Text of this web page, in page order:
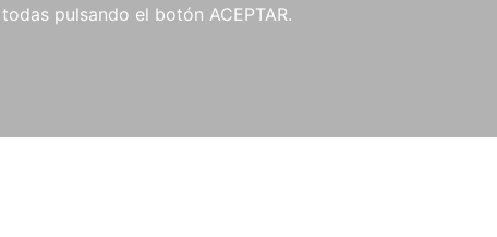
pulsando el botón ACEPTAR.
LibrosAutoresColecciones